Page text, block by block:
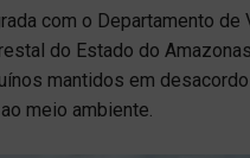
com o Departamento de
do Estado do
mantidos em
meio ambiente.